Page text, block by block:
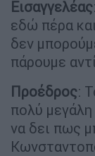
Εισαγγελέας
εδώ πέρα
δεν
πάρουμε
Προέδρος:
πολύ
να δει πως